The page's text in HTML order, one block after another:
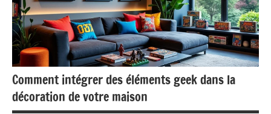
Comment intégrer des éléments geek dans la
décoration de votre maison